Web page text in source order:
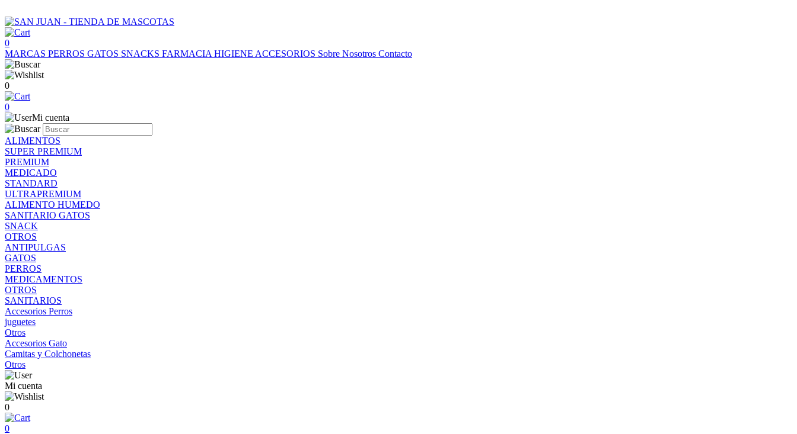
0
MARCAS PERROS GATOS SNACKS FARMACIA HIGIENE ACCESORIOS Sobre Nosotros Contacto
0
0
Mi cuenta
ALIMENTOS
SUPER PREMIUM
PREMIUM
MEDICADO
STANDARD
ULTRAPREMIUM
ALIMENTO HUMEDO
SANITARIO GATOS
SNACK
OTROS
ANTIPULGAS
GATOS
PERROS
MEDICAMENTOS
OTROS
SANITARIOS
Accesorios Perros
juguetes
Otros
Accesorios Gato
Camitas y Colchonetas
Otros
Mi cuenta
0
0